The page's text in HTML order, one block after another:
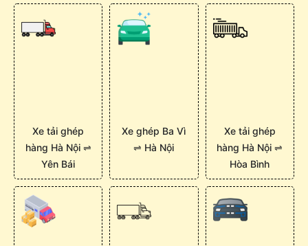
Xe tải ghép
hàng Hà Nội ⇌
Yên Bái
Xe ghép Ba Vì
⇌ Hà Nội
Xe tải ghép
hàng Hà Nội ⇌
Hòa Bình